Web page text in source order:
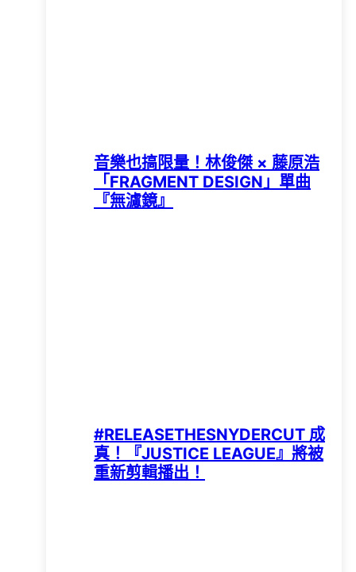
音樂也搞限量！林俊傑 × 藤原浩
「FRAGMENT DESIGN」單曲
『無濾鏡』
#RELEASETHESNYDERCUT 成
真！『JUSTICE LEAGUE』將被
重新剪輯播出！